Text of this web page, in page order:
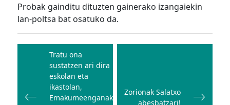
Probak gainditu dituzten gainerako izangaiekin
lan-poltsa bat osatuko da.
Bidalketetan
zehar
nabigatu
Tratu ona
sustatzen ari dira
eskolan eta
ikastolan,
Emakumeenganako
Zorionak Salatxo
abesbatzari!